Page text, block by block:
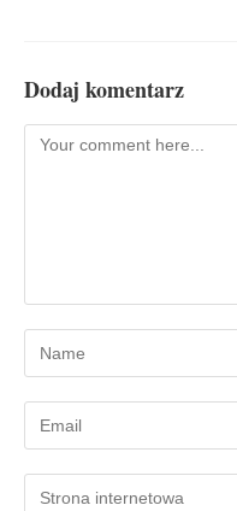
Dodaj komentarz